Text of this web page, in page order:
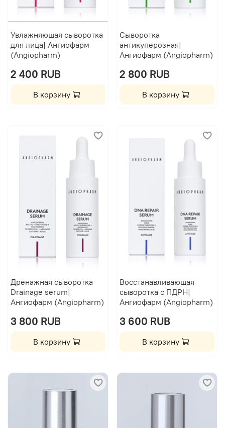
Увлажняющая сыворотка
для лица| Ангиофарм
(Angiopharm)
2 400 RUB
В корзину
Сыворотка
антикуперозная|
Ангиофарм (Angiopharm)
2 800 RUB
В корзину
Дренажная сыворотка
Drainage serum|
Ангиофарм (Angiopharm)
3 800 RUB
В корзину
Восстанавливающая
сыворотка с ПДРН|
Ангиофарм (Angiopharm)
3 600 RUB
В корзину